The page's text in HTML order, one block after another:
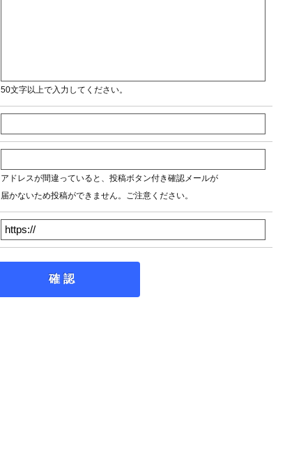
50文字以上で入力してください。
アドレスが間違っていると、投稿ボタン付き確認メールが
届かないため投稿ができません。ご注意ください。